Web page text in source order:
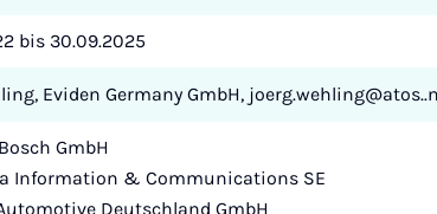
bis 30.09.2025
Eviden Germany GmbH,
GmbH
Information & Communications SE
Deutschland GmbH